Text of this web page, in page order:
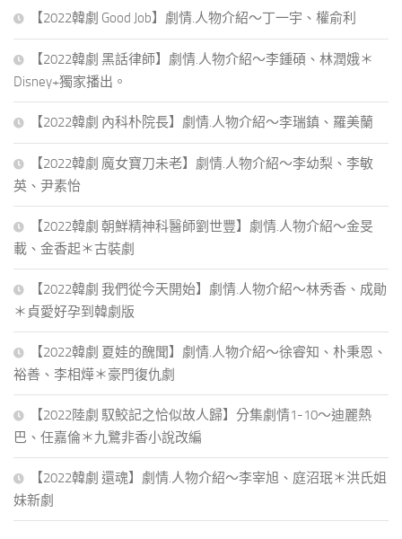
【2022韓劇 Good Job】劇情.人物介紹～丁一宇、權俞利
【2022韓劇 黑話律師】劇情.人物介紹～李鍾碩、林潤娥＊
Disney+獨家播出。
【2022韓劇 內科朴院長】劇情.人物介紹～李瑞鎮、羅美蘭
【2022韓劇 魔女寶刀未老】劇情.人物介紹～李幼梨、李敏
英、尹素怡
【2022韓劇 朝鮮精神科醫師劉世豐】劇情.人物介紹～金旻
載、金香起＊古裝劇
【2022韓劇 我們從今天開始】劇情.人物介紹～林秀香、成勛
＊貞愛好孕到韓劇版
【2022韓劇 夏娃的醜聞】劇情.人物介紹～徐睿知、朴秉恩、
裕善、李相燁＊豪門復仇劇
【2022陸劇 馭鮫記之恰似故人歸】分集劇情1-10～迪麗熱
巴、任嘉倫＊九鷺非香小說改編
【2022韓劇 還魂】劇情.人物介紹～李宰旭、庭沼珉＊洪氏姐
妹新劇